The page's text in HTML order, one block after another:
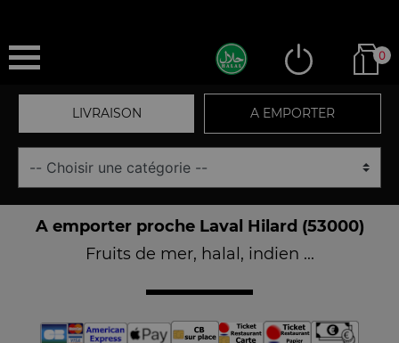
0
LIVRAISON A EMPORTER
A emporter proche Laval Hilard (53000)
Fruits de mer, halal, indien ...